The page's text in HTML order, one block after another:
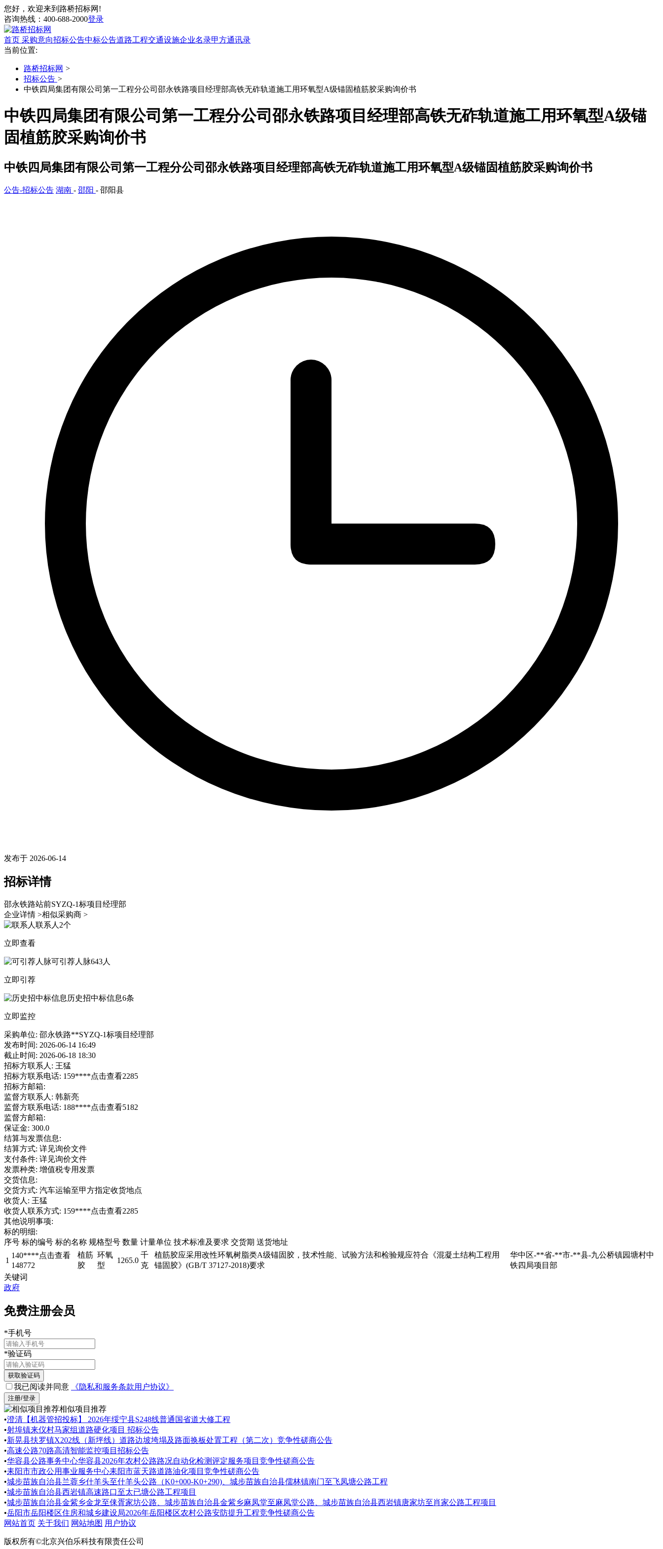
您好，欢迎来到路桥招标网!
咨询热线： 400-688-2000登录
首页 采购意向招标公告中标公告道路工程交通设施企业名录甲方通讯录
当前位置:
路桥招标网 >
招标公告 >
中铁四局集团有限公司第一工程分公司邵永铁路项目经理部高铁无砟轨道施工用环氧型A级锚固植筋胶采购询价书
中铁四局集团有限公司第一工程分公司邵永铁路项目经理部高铁无砟轨道施工用环氧型A级锚
固植筋胶采购询价书
中铁四局集团有限公司第一工程分公司邵永铁路项目经理部高铁无砟轨道施工用环氧型A级锚固植筋胶采购询价书
公告-招标公告 湖南 - 邵阳 - 邵阳县
发布于 2026-06-14
招标详情
邵永铁路站前SYZQ-1标项目经理部
企业详情 >相似采购商 >
联系人 2个
立即查看
可引荐人脉643人
立即引荐
历史招中标信息6条
立即监控
采购单位: 邵永铁路**SYZQ-1标项目经理部
发布时间: 2026-06-14 16:49
截止时间: 2026-06-18 18:30
招标方联系人: 王猛
招标方联系电话: 159****点击查看2285
招标方邮箱:
监督方联系人: 韩新亮
监督方联系电话: 188****点击查看5182
监督方邮箱:
保证金: 300.0
结算与发票信息:
结算方式: 详见询价文件
支付条件: 详见询价文件
发票种类: 增值税专用发票
交货信息:
交货方式: 汽车运输至甲方指定收货地点
收货人: 王猛
收货人联系方式: 159****点击查看2285
其他说明事项:
标的明细:
序号 标的编号 标的名称 规格型号 数量 计量单位 技术标准及要求 交货期 送货地址
1
140****点击查看
148772
植筋
胶
环氧
型
1265.0
千
克
植筋胶应采用改性环氧树脂类A级锚固胶，技术性能、试验方法和检验规应符合《混凝土结构工程用
锚固胶》(GB/T 37127-2018)要求
华中区-**省-**市-**县-九公桥镇园塘村中
铁四局项目部
关键词
政府
免费注册会员
*手机号
*验证码
获取验证码
我已阅读并同意 《隐私和服务条款用户协议》
注册/登录
相似项目推荐
•澄清【机器管招投标】 2026年绥宁县S248线普通国省道大修工程
•射埠镇来仪村马家组道路硬化项目 招标公告
•新晃县扶罗镇X202线（新坪线）道路边坡垮塌及路面换板处置工程（第二次）竞争性磋商公告
•高速公路70路高清智能监控项目招标公告
•华容县公路事务中心华容县2026年农村公路路况自动化检测评定服务项目竞争性磋商公告
•耒阳市市政公用事业服务中心耒阳市蓝天路道路油化项目竞争性磋商公告
•城步苗族自治县兰蓉乡什羊头至什羊头公路（K0+000-K0+290)、城步苗族自治县儒林镇南门至飞凤塘公路工程
•城步苗族自治县西岩镇高速路口至太已塘公路工程项目
•城步苗族自治县金紫乡金龙至俫胥家坊公路、城步苗族自治县金紫乡麻凤堂至麻凤堂公路、城步苗族自治县西岩镇唐家坊至肖家公路工程项目
•岳阳市岳阳楼区住房和城乡建设局2026年岳阳楼区农村公路安防提升工程竞争性磋商公告
网站首页 关于我们 网站地图 用户协议
版权所有©北京兴伯乐科技有限责任公司